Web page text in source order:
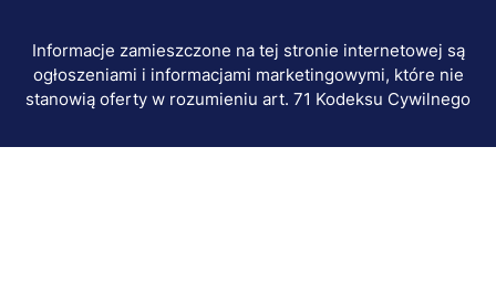
Informacje zamieszczone na tej stronie internetowej są
ogłoszeniami i informacjami marketingowymi, które nie
stanowią oferty w rozumieniu art. 71 Kodeksu Cywilnego